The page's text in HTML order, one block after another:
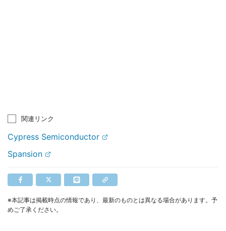
関連リンク
Cypress Semiconductor
Spansion
※本記事は掲載時点の情報であり、最新のものとは異なる場合があります。予
めご了承ください。